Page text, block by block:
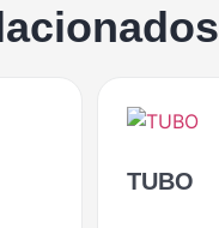
TUBO